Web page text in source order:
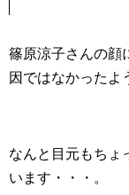
篠原涼子さんの顔
因ではなかったよ
なんと目元もちょ
います・・・。